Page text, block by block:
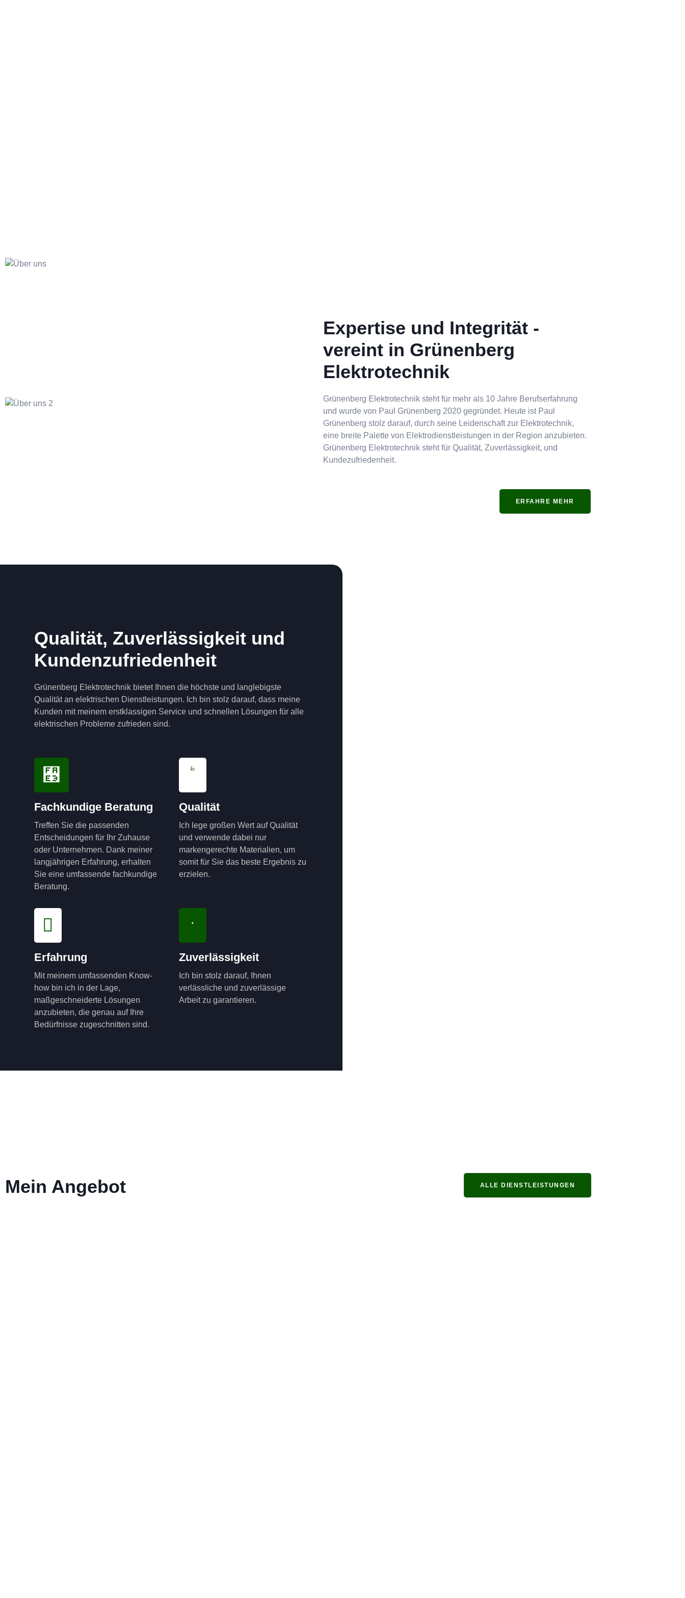
Expertise und Integrität -
vereint in Grünenberg
Elektrotechnik
Grünenberg Elektrotechnik steht für mehr als 10 Jahre Berufserfahrung
und wurde von Paul Grünenberg 2020 gegründet. Heute ist Paul
Grünenberg stolz darauf, durch seine Leidenschaft zur Elektrotechnik,
eine breite Palette von Elektrodienstleistungen in der Region anzubieten.
Grünenberg Elektrotechnik steht für Qualität, Zuverlässigkeit, und
Kundezufriedenheit.
ERFAHRE MEHR
Qualität, Zuverlässigkeit und
Kundenzufriedenheit
Grünenberg Elektrotechnik bietet Ihnen die höchste und langlebigste
Qualität an elektrischen Dienstleistungen. Ich bin stolz darauf, dass meine
Kunden mit meinem erstklassigen Service und schnellen Lösungen für alle
elektrischen Probleme zufrieden sind.
Fachkundige Beratung
Treffen Sie die passenden
Entscheidungen für Ihr Zuhause
oder Unternehmen. Dank meiner
langjährigen Erfahrung, erhalten
Sie eine umfassende fachkundige
Beratung.
Qualität
Ich lege großen Wert auf Qualität
und verwende dabei nur
markengerechte Materialien, um
somit für Sie das beste Ergebnis zu
erzielen.
Erfahrung
Mit meinem umfassenden Know-
how bin ich in der Lage,
maßgeschneiderte Lösungen
anzubieten, die genau auf Ihre
Bedürfnisse zugeschnitten sind.
Zuverlässigkeit
Ich bin stolz darauf, Ihnen
verlässliche und zuverlässige
Arbeit zu garantieren.
Mein Angebot ALLE DIENSTLEISTUNGEN